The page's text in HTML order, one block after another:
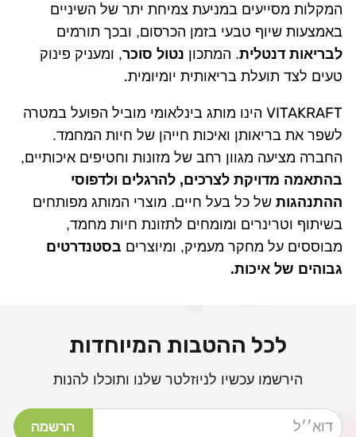
המקלות מסייעים במניעת צמיחת יתר של השיניים
באמצעות שיוף טבעי בזמן הכרסום, ובכך תורמים
לבריאות דנטלית. המתכון נטול סוכר, ומעניק פינוק
טעים לצד תועלת בריאותית יומיומית.
VITAKRAFT הינו מותג בינלאומי מוביל הפועל במטרה
לשפר את בריאותן ואיכות חייהן של חיות המחמד.
החברה מציעה מגוון רחב של מזונות וחטיפים איכותיים,
בהתאמה מדויקת לצרכים, להרגלים ולדפוסי
ההתנהגות של כל בעל חיים. מוצרי המותג מפותחים
בשיתוף וטרינרים ומומחים לתזונת חיות מחמד,
מבוססים על מחקר מעמיק, ומיוצרים בסטנדרטים
גבוהים של איכות.
לכל ההטבות המיוחדות
הירשמו עכשיו לניוזלטר שלנו ותוכלו להנות
דוא׳׳ל הרשמה